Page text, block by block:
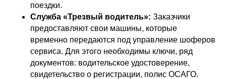
поездки.
Служба «Трезвый водитель»: Заказчики
предоставляют свои машины, которые
временно передаются под управление шоферов
сервиса. Для этого необходимы ключи, ряд
документов: водительское удостоверение,
свидетельство о регистрации, полис ОСАГО.